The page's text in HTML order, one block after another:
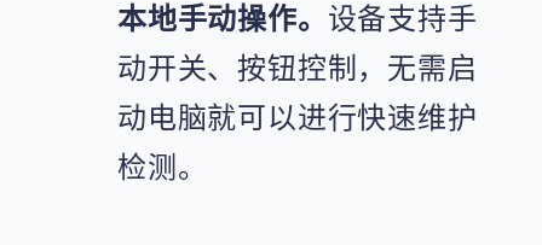
本地手动操作。 设备支持手
动开关、按钮控制，无需启
动电脑就可以进行快速维护
检测。